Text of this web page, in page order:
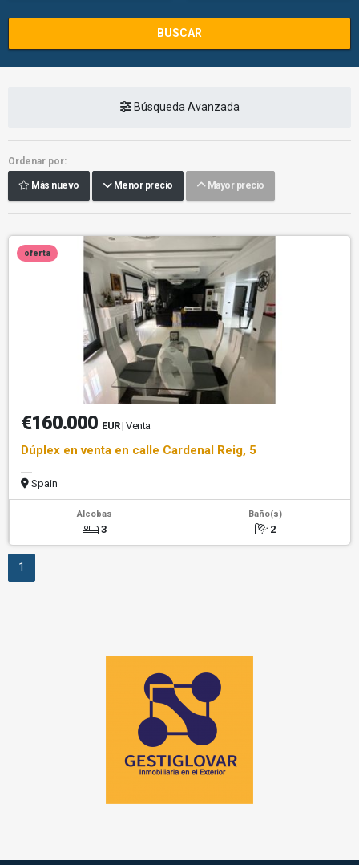
BUSCAR
Búsqueda Avanzada
Ordenar por:
Más nuevo Menor precio Mayor precio
oferta
€160.000 EUR| Venta
Dúplex en venta en calle Cardenal Reig, 5
Spain
Alcobas
3
Baño(s)
2
1